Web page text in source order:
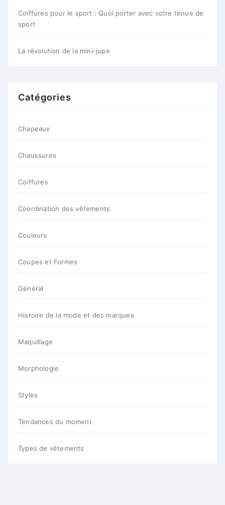
Coiffures pour le sport : Quoi porter avec votre tenue de
sport
La révolution de la mini-jupe
Catégories
Chapeaux
Chaussures
Coiffures
Coordination des vêtements
Couleurs
Coupes et Formes
Général
Histoire de la mode et des marques
Maquillage
Morphologie
Styles
Tendances du moment
Types de vêtements